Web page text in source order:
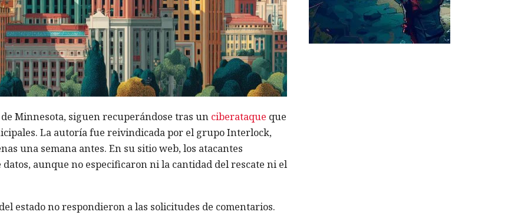
Minnesota, siguen recuperándose tras un ciberataque que
La autoría fue reivindicada por el grupo Interlock,
una semana antes. En su sitio web, los atacantes
aunque no especificaron ni la cantidad del rescate ni el
estado no respondieron a las solicitudes de comentarios.